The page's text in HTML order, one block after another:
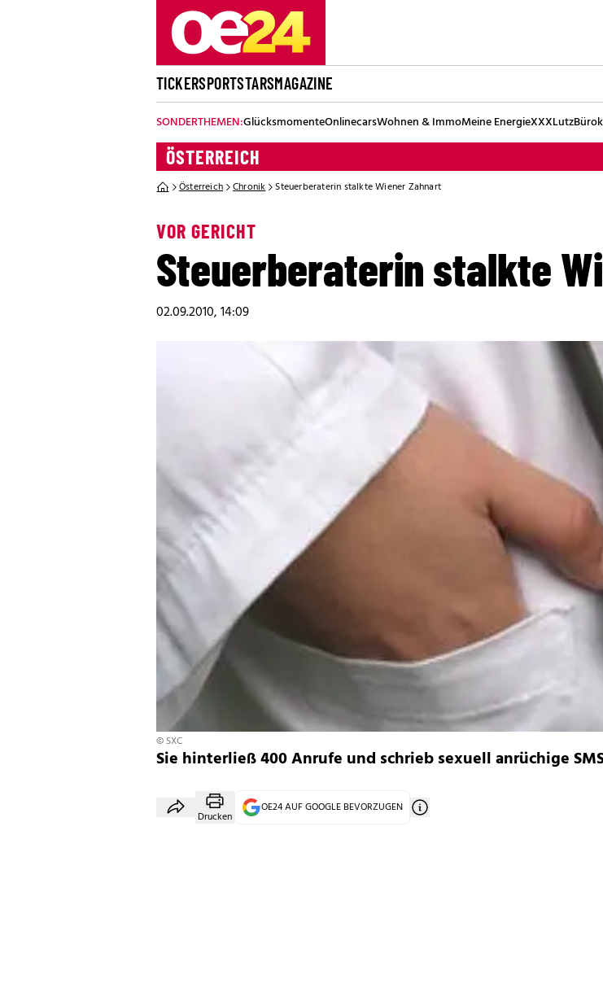
TICKERSPORTSTARSMAGAZINE
SONDERTHEMEN:GlücksmomenteOnlinecarsWohnen & ImmoMeine EnergieXXXLutz
ÖSTERREICH
Österreich Chronik Steuerberaterin stalkte Wiener Zahnart
VOR GERICHT
Steuerberaterin stalkte
02.09.2010, 14:09
© SXC
Sie hinterließ 400 Anrufe und schrieb sexuell anrüchige
Drucken
OE24 AUF GOOGLE BEVORZUGEN